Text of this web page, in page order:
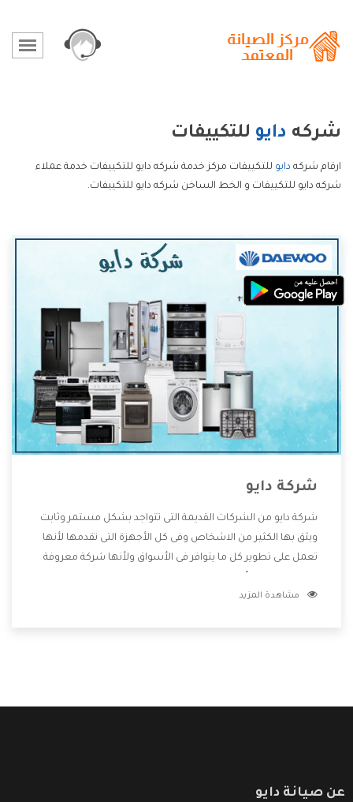
شركه دايو للتكييفات
ارقام شركه دايو للتكييفات مركز خدمة شركه دايو للتكييفات خدمة عملاء
شركه دايو للتكييفات و الخط الساخن شركه دايو للتكييفات.
شركة دايو
شركة دايو من الشركات القديمة التى تتواجد بشكل مستمر وثابت
ويثق بها الكثير من الاشخاص وفى كل الأجهزة التى تقدمها لأنها
تعمل على تطوير كل ما يتوافر فى الأسواق ولأنها شركة معروفة
للعملاء أقوى العروض والخصومات التى تسهل على المستهلك
مشاهدة المزيد
عن صيانة دايو